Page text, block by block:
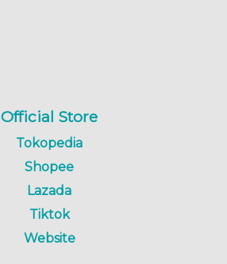
Official Store
Tokopedia
Shopee
Lazada
Tiktok
Website